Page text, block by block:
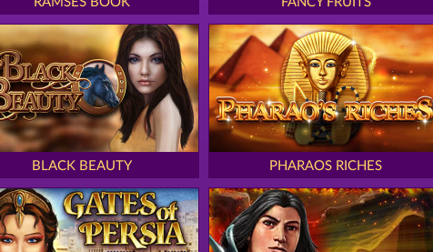
BLACK BEAUTY PHARAOS RICHES